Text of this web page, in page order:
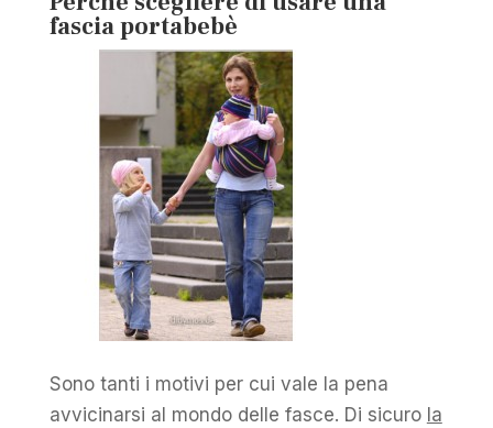
fascia portabebè
Sono tanti i motivi per cui vale la pena
avvicinarsi al mondo delle fasce. Di sicuro la